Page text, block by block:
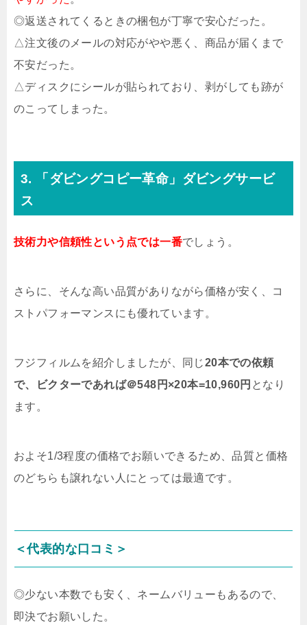
◎返送されてくるときの梱包が丁寧で安心だった。
△注文後のメールの対応がやや悪く、商品が届くまで
不安だった。
△ディスクにシールが貼られており、剥がしても跡が
のこってしまった。
3. 「ダビングコピー革命」ダビングサービ
ス
技術力や信頼性という点では一番でしょう。
さらに、そんな高い品質がありながら価格が安く、コ
ストパフォーマンスにも優れています。
フジフィルムを紹介しましたが、同じ20本での依頼
で、ビクターであれば＠548円×20本=10,960円 となり
ます。
およそ1/3程度の価格でお願いできるため、品質と価格
のどちらも譲れない人にとっては最適です。
＜代表的な口コミ＞
◎少ない本数でも安く、ネームバリューもあるので、
即決でお願いした。